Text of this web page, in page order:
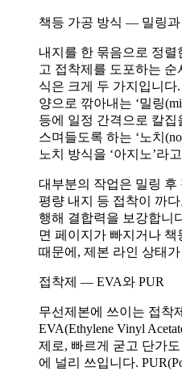
책등 가공 방식 — 밀링과
내지를 한 묶음으로 정
고 접착제를 도포하는
식은 크게 두 가지입니다
양으로 깎아내는 ‘밀링
등에 일정 간격으로 칼집
스며들도록 하는 ‘노치
노치 방식을 ‘아지노’라
대부분의 작업은 밀링 후
평량 내지 등 접착이 까
행해 결합력을 보강합니
면 페이지가 빠지거나 책
때문에, 제본 라인 상태
접착제 — EVA와 PUR
무선제본에 쓰이는 접착
EVA(Ethylene Vinyl
제로, 빠르게 굳고 단가
에 널리 쓰입니다.